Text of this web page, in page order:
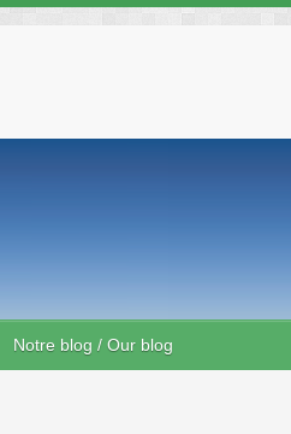
Notre blog / Our blog